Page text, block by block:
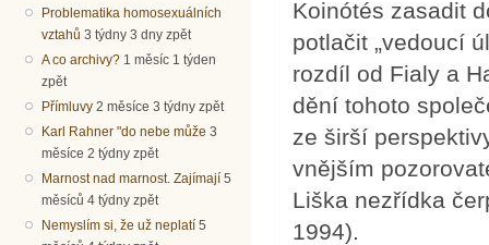
Problematika homosexuálních
vztahů 3 týdny 3 dny zpět
A co archivy? 1 měsíc 1 týden
zpět
Přímluvy 2 měsíce 3 týdny zpět
Karl Rahner "do nebe může 3
měsíce 2 týdny zpět
Marnost nad marnost. Zajímají 5
měsíců 4 týdny zpět
Nemyslím si, že už neplatí 5
Koinótés zasadit
potlačit „vedoucí
rozdíl od Fialy a
dění tohoto
ze širší
vnějším
Liška nezřídka
1994).